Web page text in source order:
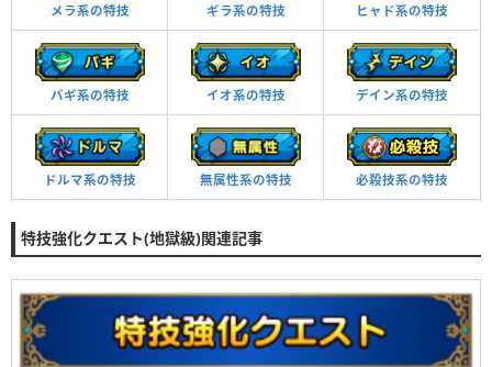
メラ系の特技 ギラ系の特技 ヒャド系の特技
バギ系の特技 イオ系の特技 デイン系の特技
ドルマ系の特技 無属性系の特技 必殺技系の特技
特技強化クエスト(地獄級)関連記事